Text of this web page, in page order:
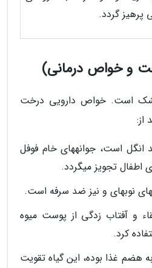
پرهیز گردد.
و خواص درمانی)
است. خواص دارویی درخت
از:
است، جوانههای خام فوفل
اطفال تجویز میگردد.
نوبهای و نیز ضد سرفه است.
و آفتاب زدگی از پوست میوه
کرد.
هضم غذا بوده، این گیاه تقویت